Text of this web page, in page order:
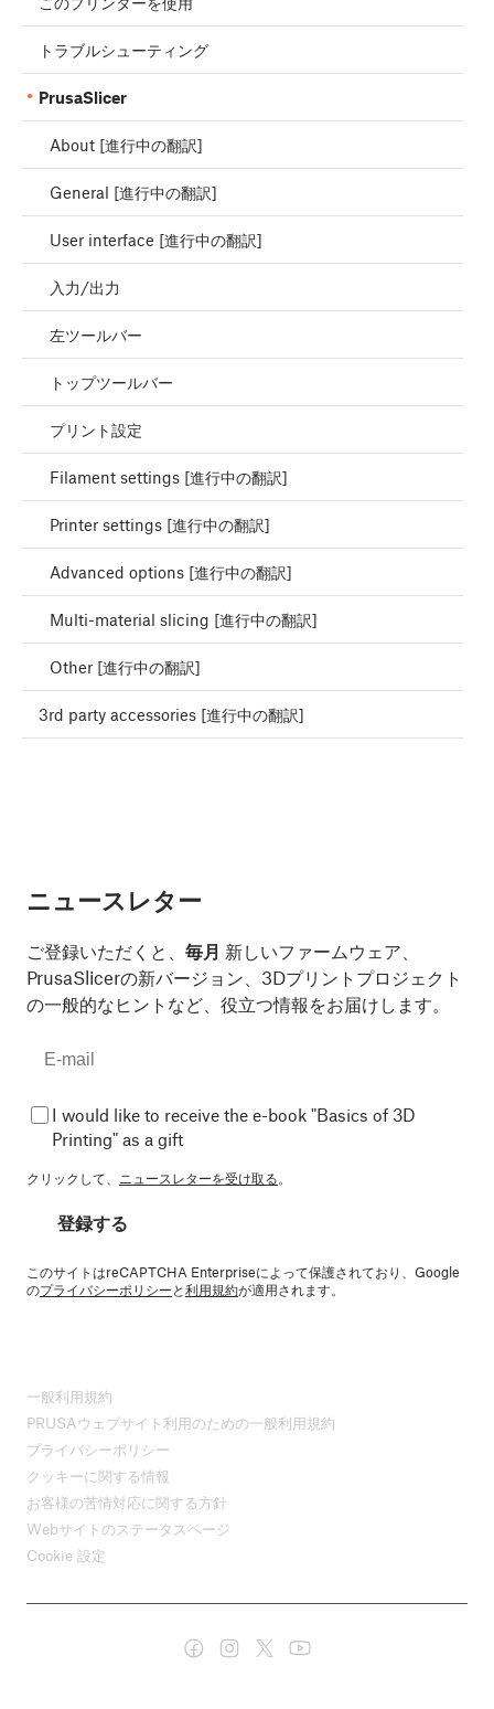
トラブルシューティング
PrusaSlicer
About [進行中の翻訳]
General [進行中の翻訳]
User interface [進行中の翻訳]
入力/出力
左ツールバー
トップツールバー
プリント設定
Filament settings [進行中の翻訳]
Printer settings [進行中の翻訳]
Advanced options [進行中の翻訳]
Multi-material slicing [進行中の翻訳]
Other [進行中の翻訳]
3rd party accessories [進行中の翻訳]
ニュースレター
ご登録いただくと、 毎月 新しいファームウェア、
PrusaSlicerの新バージョン、3Dプリントプロジェクト
の一般的なヒントなど、役立つ情報をお届けします。
I would like to receive the e-book "Basics of 3D
Printing" as a gift
クリックして、 ニュースレターを受け取る。
登録する
このサイトはreCAPTCHA Enterpriseによって保護されており、Google
のプライバシーポリシーと利用規約が適用されます。
一般利用規約
PRUSAウェブサイト利用のための一般利用規約
プライバシーポリシー
クッキーに関する情報
お客様の苦情対応に関する方針
Webサイトのステータスページ
Cookie 設定